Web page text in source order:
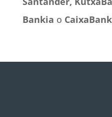
Bankia o